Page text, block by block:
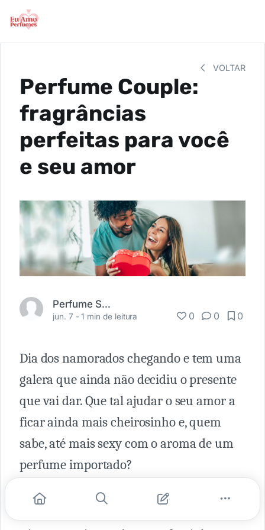
VOLTAR
Perfume Couple:
fragrâncias
perfeitas para você
e seu amor
Perfume Shopping
jun. 7 -1 min de leitura 0 0 0
Dia dos namorados chegando e tem uma
galera que ainda não decidiu o presente
que vai dar. Que tal ajudar o seu amor a
ficar ainda mais cheirosinho e, quem
sabe, até mais sexy com o aroma de um
perfume importado?
Sabemos que o nosso site tem